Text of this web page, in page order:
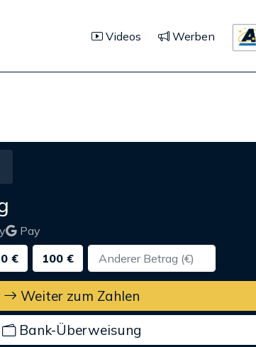
Videos Werben
Pay
€ 100 €
Weiter zum Zahlen
Bank-Überweisung